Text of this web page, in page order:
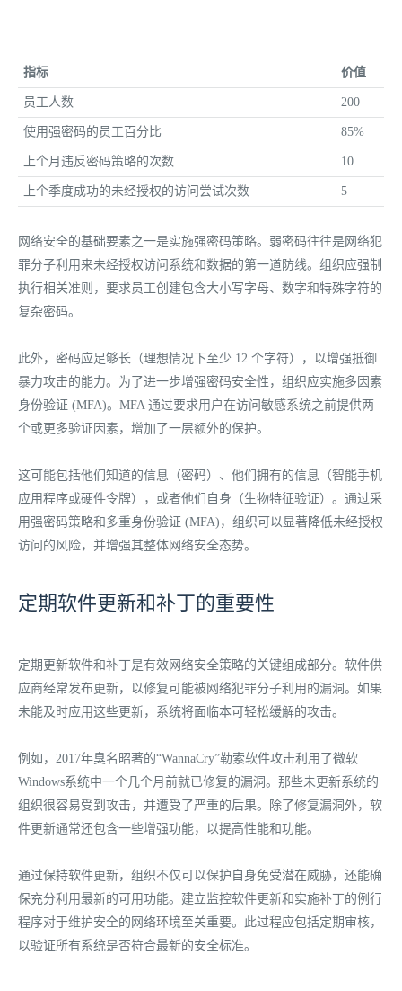
指标 价值
员工人数 200
使用强密码的员工百分比 85%
上个月违反密码策略的次数 10
上个季度成功的未经授权的访问尝试次数 5
网络安全的基础要素之一是实施强密码策略。弱密码往往是网络犯
罪分子利用来未经授权访问系统和数据的第一道防线。组织应强制
执行相关准则，要求员工创建包含大小写字母、数字和特殊字符的
复杂密码。
此外，密码应足够长（理想情况下至少 12 个字符），以增强抵御
暴力攻击的能力。为了进一步增强密码安全性，组织应实施多因素
身份验证 (MFA)。MFA 通过要求用户在访问敏感系统之前提供两
个或更多验证因素，增加了一层额外的保护。
这可能包括他们知道的信息（密码）、他们拥有的信息（智能手机
应用程序或硬件令牌），或者他们自身（生物特征验证）。通过采
用强密码策略和多重身份验证 (MFA)，组织可以显著降低未经授权
访问的风险，并增强其整体网络安全态势。
定期软件更新和补丁的重要性
定期更新软件和补丁是有效网络安全策略的关键组成部分。软件供
应商经常发布更新，以修复可能被网络犯罪分子利用的漏洞。如果
未能及时应用这些更新，系统将面临本可轻松缓解的攻击。
例如，2017年臭名昭著的“WannaCry”勒索软件攻击利用了微软
Windows系统中一个几个月前就已修复的漏洞。那些未更新系统的
组织很容易受到攻击，并遭受了严重的后果。除了修复漏洞外，软
件更新通常还包含一些增强功能，以提高性能和功能。
通过保持软件更新，组织不仅可以保护自身免受潜在威胁，还能确
保充分利用最新的可用功能。建立监控软件更新和实施补丁的例行
程序对于维护安全的网络环境至关重要。此过程应包括定期审核，
以验证所有系统是否符合最新的安全标准。